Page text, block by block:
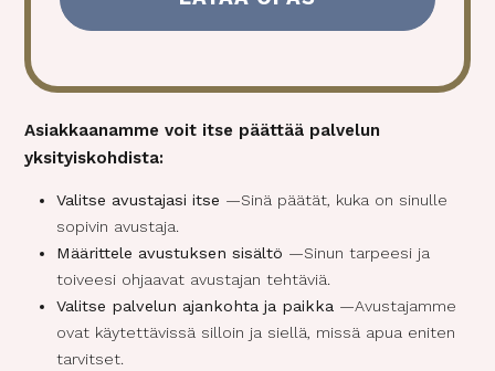
k
l
n
e
)
Asiakkaanamme voit itse päättää palvelun
yksityiskohdista:
Valitse avustajasi itse —Sinä päätät, kuka on sinulle
sopivin avustaja.
Määrittele avustuksen sisältö —Sinun tarpeesi ja
toiveesi ohjaavat avustajan tehtäviä.
Valitse palvelun ajankohta ja paikka —Avustajamme
ovat käytettävissä silloin ja siellä, missä apua eniten
tarvitset.